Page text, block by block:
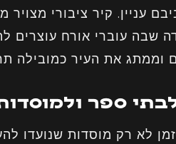
עניין. קיר ציבורי מצויר
שבה עוברי אורח
וממתג את העיר כמובילה
לא רק מוסדות שנועדו